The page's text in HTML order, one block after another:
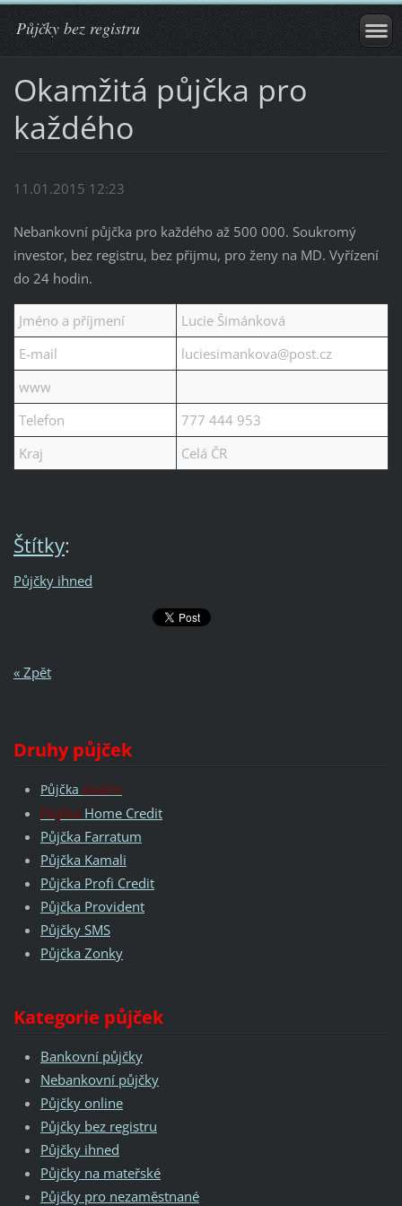
Půjčky bez registru
Okamžitá půjčka pro
každého
11.01.2015 12:23
Nebankovní půjčka pro každého až 500 000. Soukromý
investor, bez registru, bez přijmu, pro ženy na MD. Vyřízení
do 24 hodin.
Jméno a příjmení
Lucie Šimánková
E-mail
luciesimankova@post.cz
www
Telefon
777 444 953
Kraj
Celá ČR
Štítky:
Půjčky ihned
« Zpět
Druhy půjček
Půjčka AvaFin
Půjčka Home Credit
Půjčka Farratum
Půjčka Kamali
Půjčka Profi Credit
Půjčka Provident
Půjčky SMS
Půjčka Zonky
Kategorie půjček
Bankovní půjčky
Nebankovní půjčky
Půjčky online
Půjčky bez registru
Půjčky ihned
Půjčky na mateřské
Půjčky pro nezaměstnané